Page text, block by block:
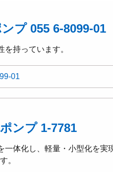
プ 055 6-8099-01
持っています。
01
ンプ 1-7781
一体化し、軽量・小型化を実
。